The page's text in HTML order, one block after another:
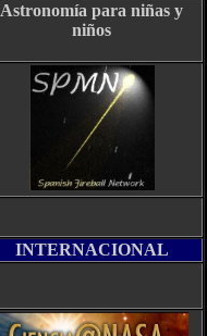
Astronomía para niñas y
niños
INTERNACIONAL